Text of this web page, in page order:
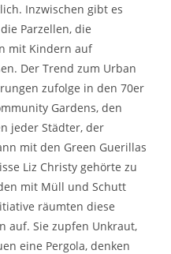
Inzwischen gibt es
Parzellen, die
mit Kindern auf
Der Trend zum Urban
zufolge in den 70er
Gardens, den
jeder Städter, der
mit den Green Guerillas
Liz Christy gehörte zu
mit Müll und Schutt
räumten diese
auf. Sie zupfen Unkraut,
eine Pergola, denken